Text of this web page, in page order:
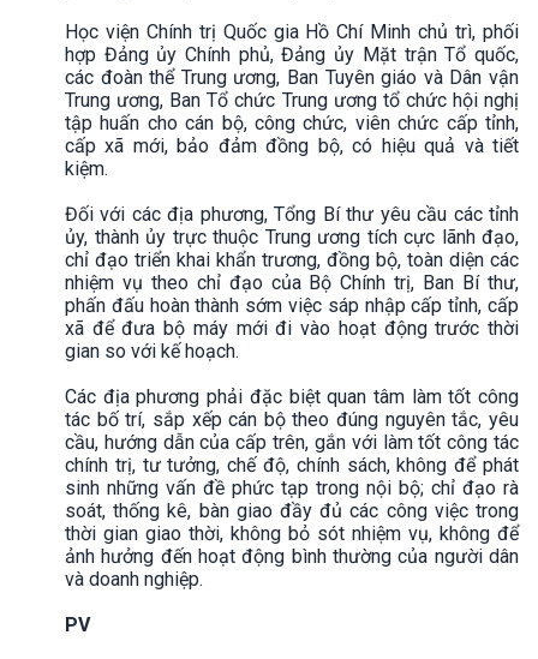
Học viện Chính trị Quốc gia Hồ Chí Minh chủ trì, phối
hợp Đảng ủy Chính phủ, Đảng ủy Mặt trận Tổ quốc,
các đoàn thể Trung ương, Ban Tuyên giáo và Dân vận
Trung ương, Ban Tổ chức Trung ương tổ chức hội nghị
tập huấn cho cán bộ, công chức, viên chức cấp tỉnh,
cấp xã mới, bảo đảm đồng bộ, có hiệu quả và tiết
kiệm.
Đối với các địa phương, Tổng Bí thư yêu cầu các tỉnh
ủy, thành ủy trực thuộc Trung ương tích cực lãnh đạo,
chỉ đạo triển khai khẩn trương, đồng bộ, toàn diện các
nhiệm vụ theo chỉ đạo của Bộ Chính trị, Ban Bí thư,
phấn đấu hoàn thành sớm việc sáp nhập cấp tỉnh, cấp
xã để đưa bộ máy mới đi vào hoạt động trước thời
gian so với kế hoạch.
Các địa phương phải đặc biệt quan tâm làm tốt công
tác bố trí, sắp xếp cán bộ theo đúng nguyên tắc, yêu
cầu, hướng dẫn của cấp trên, gắn với làm tốt công tác
chính trị, tư tưởng, chế độ, chính sách, không để phát
sinh những vấn đề phức tạp trong nội bộ; chỉ đạo rà
soát, thống kê, bàn giao đầy đủ các công việc trong
thời gian giao thời, không bỏ sót nhiệm vụ, không để
ảnh hưởng đến hoạt động bình thường của người dân
và doanh nghiệp.
PV